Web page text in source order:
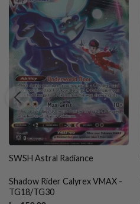
SWSH Astral Radiance
Shadow Rider Calyrex VMAX -
TG18/TG30